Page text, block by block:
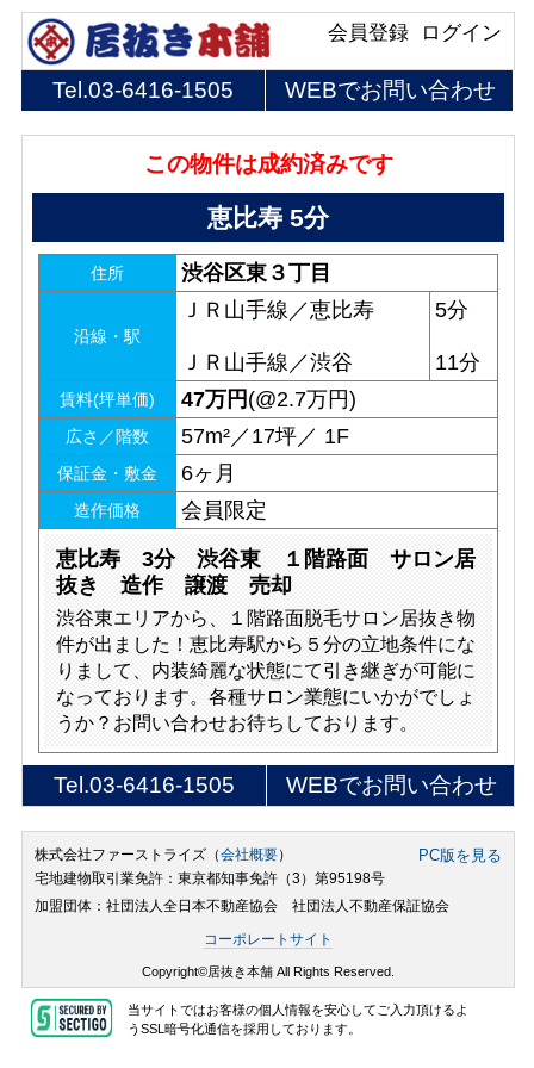
ログイン
会員登録
Tel.03-6416-1505 WEBでお問い合わせ
この物件は成約済みです
恵比寿 5分
住所 渋谷区東３丁目
沿線・駅
ＪＲ山手線／恵比寿
ＪＲ山手線／渋谷
5分
11分
賃料(坪単価) 47万円 (@2.7万円)
広さ／階数 57m²／17坪／ 1F
保証金・敷金 6ヶ月
造作価格 会員限定
恵比寿 3分 渋谷東 １階路面 サロン居
抜き 造作 譲渡 売却
渋谷東エリアから、１階路面脱毛サロン居抜き物
件が出ました！恵比寿駅から５分の立地条件にな
りまして、内装綺麗な状態にて引き継ぎが可能に
なっております。各種サロン業態にいかがでしょ
うか？お問い合わせお待ちしております。
Tel.03-6416-1505 WEBでお問い合わせ
株式会社ファーストライズ（会社概要） PC版を見る
宅地建物取引業免許：東京都知事免許（3）第95198号
加盟団体：社団法人全日本不動産協会 社団法人不動産保証協会
コーポレートサイト
Copyright©居抜き本舗 All Rights Reserved.
当サイトではお客様の個人情報を安心してご入力頂けるよ
うSSL暗号化通信を採用しております。